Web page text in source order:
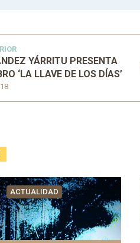
YÁRRITU PRESENTA
‘LA LLAVE DE LOS DÍAS’
ACTUALIDAD